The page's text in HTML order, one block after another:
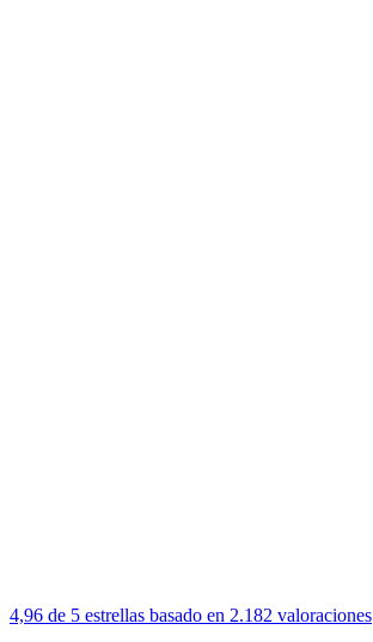
4,96 de 5 estrellas basado en 2.182 valoraciones